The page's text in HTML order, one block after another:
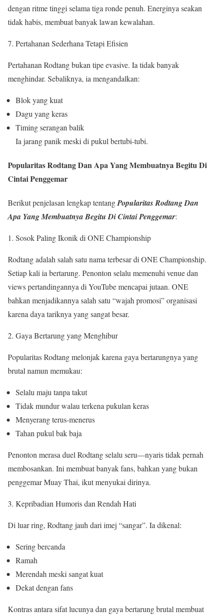
dengan ritme tinggi selama tiga ronde penuh. Energinya seakan
tidak habis, membuat banyak lawan kewalahan.
Pertahanan Sederhana Tetapi Efisien
Pertahanan Rodtang bukan tipe evasive. Ia tidak banyak
menghindar. Sebaliknya, ia mengandalkan:
Blok yang kuat
Dagu yang keras
Timing serangan balik
Ia jarang panik meski di pukul bertubi-tubi.
Popularitas Rodtang Dan Apa Yang Membuatnya Begitu Di
Cintai Penggemar
Berikut penjelasan lengkap tentangPopularitas Rodtang Dan
Apa Yang Membuatnya Begitu Di Cintai Penggemar:
Sosok Paling Ikonik di ONE Championship
Rodtang adalah salah satu nama terbesar di ONE Championship.
Setiap kali ia bertarung. Penonton selalu memenuhi venue dan
views pertandingannya di YouTube mencapai jutaan. ONE
bahkan menjadikannya salah satu “wajah promosi” organisasi
karena daya tariknya yang sangat besar.
Gaya Bertarung yang Menghibur
Popularitas Rodtang melonjak karena gaya bertarungnya yang
brutal namun memukau:
Selalu maju tanpa takut
Tidak mundur walau terkena pukulan keras
Menyerang terus-menerus
Tahan pukul bak baja
Penonton merasa duel Rodtang selalu seru—nyaris tidak pernah
membosankan. Ini membuat banyak fans, bahkan yang bukan
penggemar Muay Thai, ikut menyukai dirinya.
Kepribadian Humoris dan Rendah Hati
Di luar ring, Rodtang jauh dari imej “sangar”. Ia dikenal:
Sering bercanda
Ramah
Merendah meski sangat kuat
Dekat dengan fans
Kontras antara sifat lucunya dan gaya bertarung brutal membuat